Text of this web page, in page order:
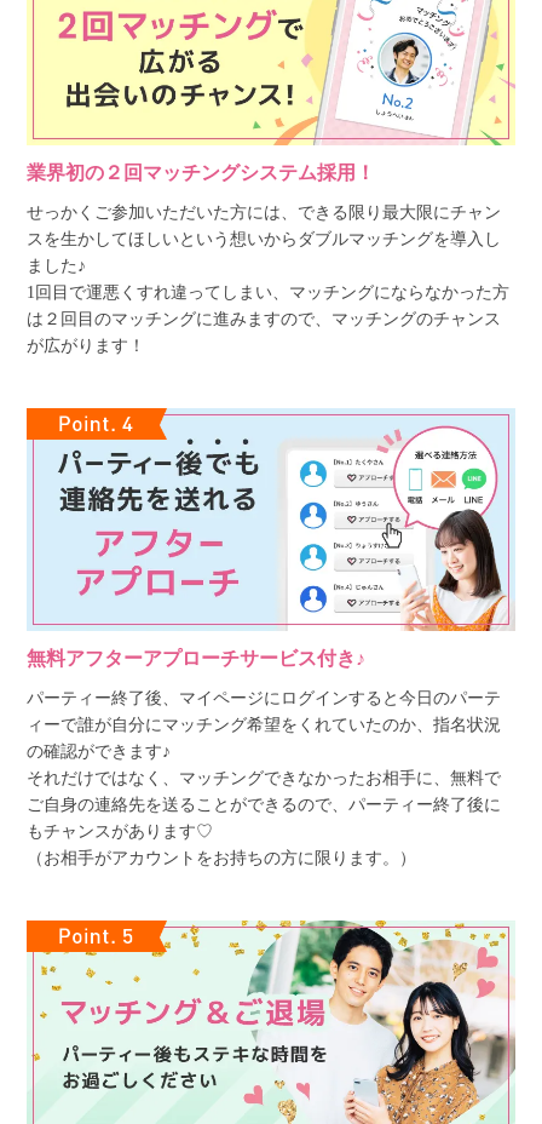
業界初の２回マッチングシステム採用！
せっかくご参加いただいた方には、できる限り最大限にチャン
スを生かしてほしいという想いからダブルマッチングを導入し
ました♪
1回目で運悪くすれ違ってしまい、マッチングにならなかった方
は２回目のマッチングに進みますので、マッチングのチャンス
が広がります！
無料アフターアプローチサービス付き♪
パーティー終了後、マイページにログインすると今日のパーテ
ィーで誰が自分にマッチング希望をくれていたのか、指名状況
の確認ができます♪
それだけではなく、マッチングできなかったお相手に、無料で
ご自身の連絡先を送ることができるので、パーティー終了後に
もチャンスがあります♡
（お相手がアカウントをお持ちの方に限ります。）